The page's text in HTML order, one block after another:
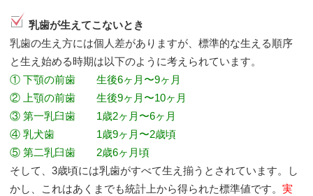
乳歯が生えてこないとき
乳歯の生え方には個人差がありますが、標準的な生える順序
と生え始める時期は以下のように考えられています。
① 下顎の前歯 生後6ヶ月〜9ヶ月
② 上顎の前歯 生後9ヶ月〜10ヶ月
③ 第一乳臼歯 1歳2ヶ月〜6ヶ月
④ 乳犬歯 1歳9ヶ月〜2歳頃
⑤ 第二乳臼歯 2歳6ヶ月頃
そして、3歳頃には乳歯がすべて生え揃うとされています。し
かし、これはあくまでも統計上から得られた標準値です。実